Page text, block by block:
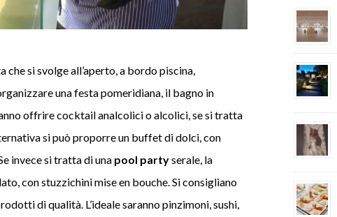
che si svolge all’aperto, a bordo piscina,
una festa pomeridiana, il bagno in
offrire cocktail analcolici o alcolici, se si tratta
si può proporre un buffet di dolci, con
invece si tratta di una pool partyserale, la
con stuzzichini mise en bouche. Si consigliano
di qualità. L’ideale saranno pinzimoni, sushi,